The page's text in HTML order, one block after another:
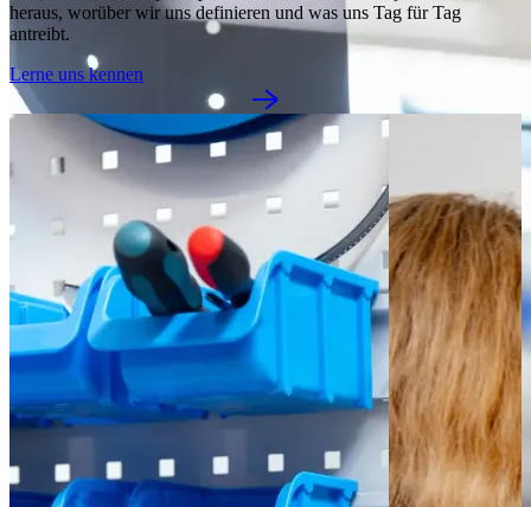
heraus, worüber wir uns definieren und was uns Tag für Tag
antreibt.
Lerne uns kennen